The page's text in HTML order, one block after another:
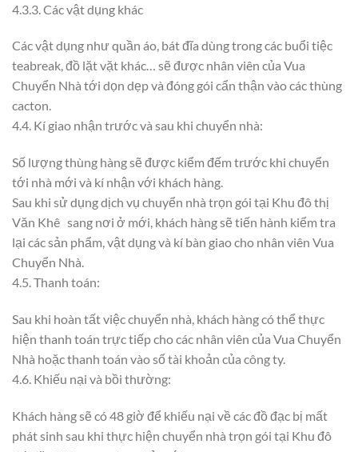
4.3.3. Các vật dụng khác
Các vật dụng như quần áo, bát đĩa dùng trong các buổi tiệc
teabreak, đồ lặt vặt khác… sẽ được nhân viên của Vua
Chuyển Nhà tới dọn dẹp và đóng gói cẩn thận vào các thùng
cacton.
4.4. Kí giao nhận trước và sau khi chuyển nhà:
Số lượng thùng hàng sẽ được kiểm đếm trước khi chuyển
tới nhà mới và kí nhận với khách hàng.
Sau khi sử dụng dịch vụ chuyển nhà trọn gói tại Khu đô thị
Văn Khê sang nơi ở mới, khách hàng sẽ tiến hành kiểm tra
lại các sản phẩm, vật dụng và kí bàn giao cho nhân viên Vua
Chuyển Nhà.
4.5. Thanh toán:
Sau khi hoàn tất việc chuyển nhà, khách hàng có thể thực
hiện thanh toán trực tiếp cho các nhân viên của Vua Chuyển
Nhà hoặc thanh toán vào số tài khoản của công ty.
4.6. Khiếu nại và bồi thường:
Khách hàng sẽ có 48 giờ để khiếu nại về các đồ đạc bị mất
phát sinh sau khi thực hiện chuyển nhà trọn gói tại Khu đô